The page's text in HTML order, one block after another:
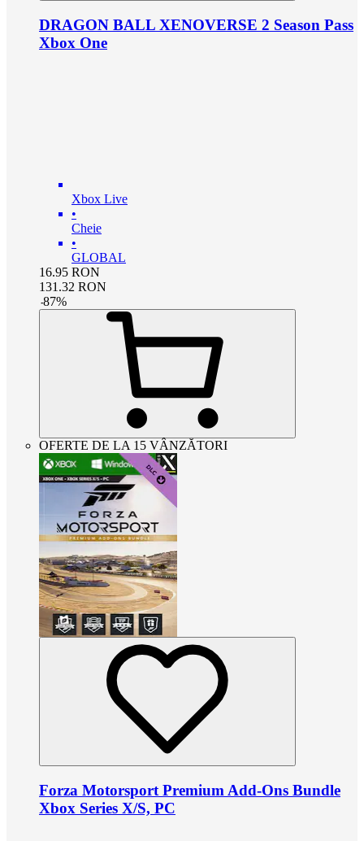
DRAGON BALL XENOVERSE 2 Season Pass
Xbox One
Xbox Live
•
Cheie
•
GLOBAL
16.95 RON
131.32 RON
-87%
OFERTE DE LA 15 VÂNZĂTORI
Forza Motorsport Premium Add-Ons Bundle
Xbox Series X/S, PC